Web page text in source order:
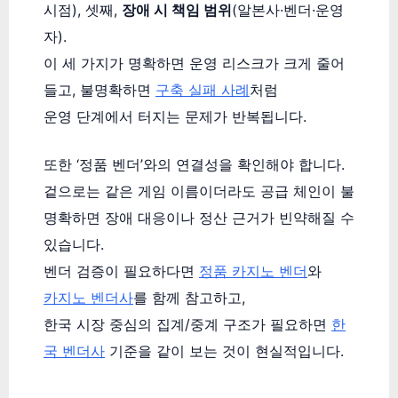
시점), 셋째, 장애 시 책임 범위(알본사·벤더·운영
자).
이 세 가지가 명확하면 운영 리스크가 크게 줄어
들고, 불명확하면 구축 실패 사례처럼
운영 단계에서 터지는 문제가 반복됩니다.
또한 ‘정품 벤더’와의 연결성을 확인해야 합니다.
겉으로는 같은 게임 이름이더라도 공급 체인이 불
명확하면 장애 대응이나 정산 근거가 빈약해질 수
있습니다.
벤더 검증이 필요하다면 정품 카지노 벤더와
카지노 벤더사를 함께 참고하고,
한국 시장 중심의 집계/중계 구조가 필요하면 한
국 벤더사 기준을 같이 보는 것이 현실적입니다.